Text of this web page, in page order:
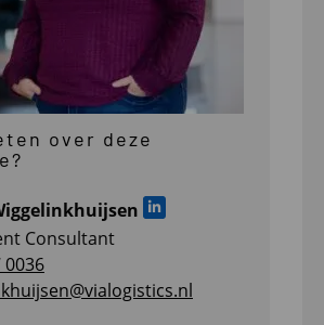
over deze
Ga naar LinkedIn
Consultant
0036